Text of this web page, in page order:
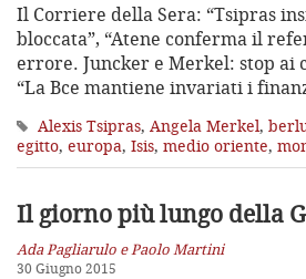
Il Corriere della Sera: “Tsipras
bloccata”, “Atene conferma il
errore. Juncker e Merkel: stop ai
“La Bce mantiene invariati i
Alexis Tsipras, Angela Merkel,
egitto, europa, Isis, medio oriente,
Il giorno più lungo della
Ada Pagliarulo e Paolo Martini
30 Giugno 2015